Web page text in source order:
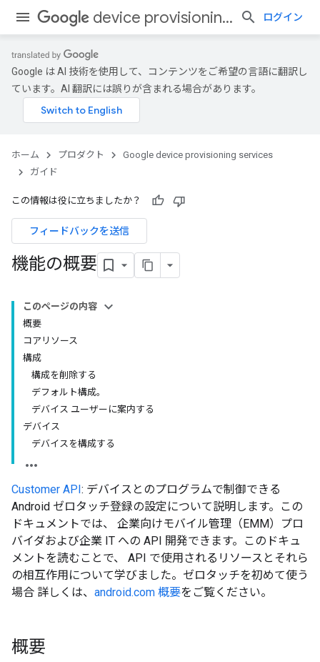
device provisioning services ログイン
Google は AI 技術を使用して、コンテンツをご希望の言語に翻訳し
ています。AI 翻訳には誤りが含まれる場合があります。
ホーム プロダクト
Google device provisioning services
ガイド
この情報は役に立ちましたか？
フィードバックを送信
機能の概要
このページの内容
概要
コアリソース
構成
構成を削除する
デフォルト構成。
デバイス ユーザーに案内する
デバイス
デバイスを構成する
Customer API: デバイスとのプログラムで制御できる
Android ゼロタッチ登録の設定について説明します。この
ドキュメントでは、 企業向けモバイル管理（EMM）プロ
バイダおよび企業 IT への API 開発できます。このドキュ
メントを読むことで、 API で使用されるリソースとそれら
の相互作用について学びました。ゼロタッチを初めて使う
場合 詳しくは、 android.com 概要をご覧ください。
概要